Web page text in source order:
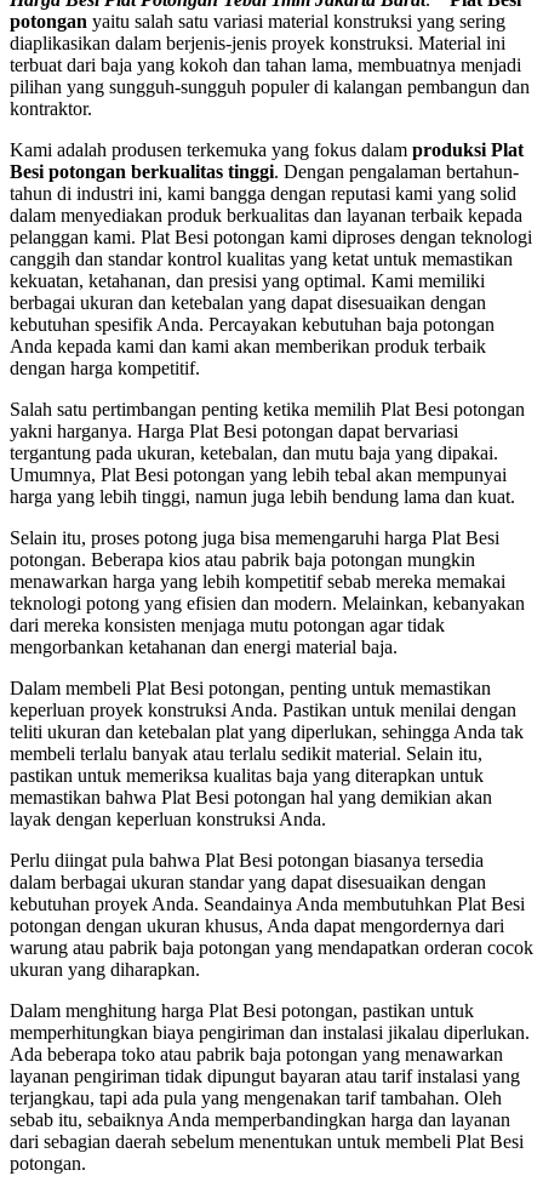
potongan yaitu salah satu variasi material konstruksi yang sering
diaplikasikan dalam berjenis-jenis proyek konstruksi. Material ini
terbuat dari baja yang kokoh dan tahan lama, membuatnya menjadi
pilihan yang sungguh-sungguh populer di kalangan pembangun dan
kontraktor.
Kami adalah produsen terkemuka yang fokus dalam produksi Plat
Besi potongan berkualitas tinggi. Dengan pengalaman bertahun-
tahun di industri ini, kami bangga dengan reputasi kami yang solid
dalam menyediakan produk berkualitas dan layanan terbaik kepada
pelanggan kami. Plat Besi potongan kami diproses dengan teknologi
canggih dan standar kontrol kualitas yang ketat untuk memastikan
kekuatan, ketahanan, dan presisi yang optimal. Kami memiliki
berbagai ukuran dan ketebalan yang dapat disesuaikan dengan
kebutuhan spesifik Anda. Percayakan kebutuhan baja potongan
Anda kepada kami dan kami akan memberikan produk terbaik
dengan harga kompetitif.
Salah satu pertimbangan penting ketika memilih Plat Besi potongan
yakni harganya. Harga Plat Besi potongan dapat bervariasi
tergantung pada ukuran, ketebalan, dan mutu baja yang dipakai.
Umumnya, Plat Besi potongan yang lebih tebal akan mempunyai
harga yang lebih tinggi, namun juga lebih bendung lama dan kuat.
Selain itu, proses potong juga bisa memengaruhi harga Plat Besi
potongan. Beberapa kios atau pabrik baja potongan mungkin
menawarkan harga yang lebih kompetitif sebab mereka memakai
teknologi potong yang efisien dan modern. Melainkan, kebanyakan
dari mereka konsisten menjaga mutu potongan agar tidak
mengorbankan ketahanan dan energi material baja.
Dalam membeli Plat Besi potongan, penting untuk memastikan
keperluan proyek konstruksi Anda. Pastikan untuk menilai dengan
teliti ukuran dan ketebalan plat yang diperlukan, sehingga Anda tak
membeli terlalu banyak atau terlalu sedikit material. Selain itu,
pastikan untuk memeriksa kualitas baja yang diterapkan untuk
memastikan bahwa Plat Besi potongan hal yang demikian akan
layak dengan keperluan konstruksi Anda.
Perlu diingat pula bahwa Plat Besi potongan biasanya tersedia
dalam berbagai ukuran standar yang dapat disesuaikan dengan
kebutuhan proyek Anda. Seandainya Anda membutuhkan Plat Besi
potongan dengan ukuran khusus, Anda dapat mengordernya dari
warung atau pabrik baja potongan yang mendapatkan orderan cocok
ukuran yang diharapkan.
Dalam menghitung harga Plat Besi potongan, pastikan untuk
memperhitungkan biaya pengiriman dan instalasi jikalau diperlukan.
Ada beberapa toko atau pabrik baja potongan yang menawarkan
layanan pengiriman tidak dipungut bayaran atau tarif instalasi yang
terjangkau, tapi ada pula yang mengenakan tarif tambahan. Oleh
sebab itu, sebaiknya Anda memperbandingkan harga dan layanan
dari sebagian daerah sebelum menentukan untuk membeli Plat Besi
potongan.